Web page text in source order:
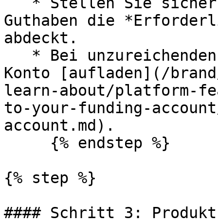
Guthaben die
abdeckt.
Konto [aufladen](/
learn-about/platform-
to-your-funding-
account.md).
{% step %}
#### Schritt 3: